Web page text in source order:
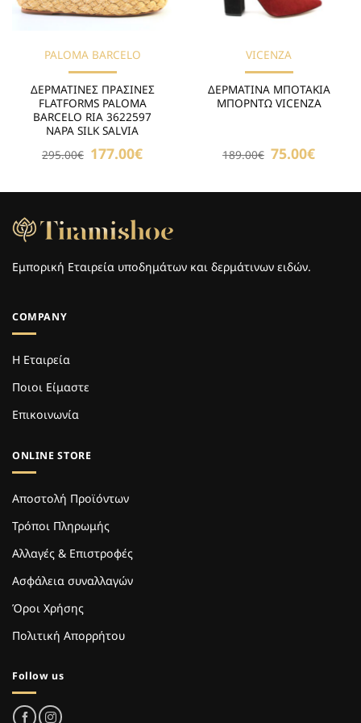
PALOMA BARCELO
ΔΕΡΜΑΤΙΝΕΣ ΠΡΑΣΙΝΕΣ
FLATFORMS PALOMA
BARCELO RIA 3622597
NAPA SILK SALVIA
295.00€ Original
price
177.00€Η
τρέχουσα
177.00€.
VICENZA
ΔΕΡΜΑΤΙΝΑ ΜΠΟΤΑΚΙΑ
ΜΠΟΡΝΤΩ VICENZA
189.00€ Original
price
75.00€Η
75.00€.
Εμπορική Εταιρεία υποδημάτων και δερμάτινων ειδών.
COMPANY
Η Εταιρεία
Ποιοι Είμαστε
Επικοινωνία
ONLINE STORE
Αποστολή Προϊόντων
Τρόποι Πληρωμής
Αλλαγές & Επιστροφές
Ασφάλεια συναλλαγών
Όροι Χρήσης
Πολιτική Απορρήτου
Follow us